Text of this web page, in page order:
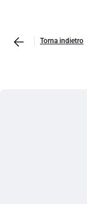
Torna indietro